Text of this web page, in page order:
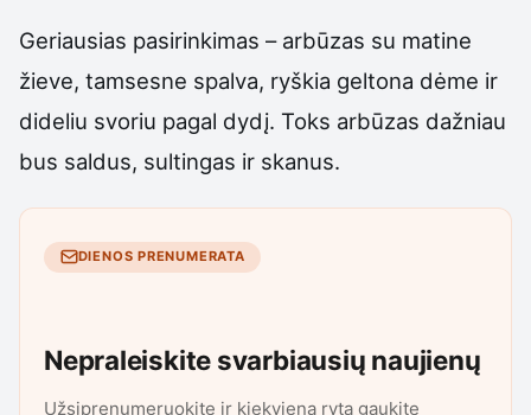
Geriausias pasirinkimas – arbūzas su matine
žieve, tamsesne spalva, ryškia geltona dėme ir
dideliu svoriu pagal dydį. Toks arbūzas dažniau
bus saldus, sultingas ir skanus.
DIENOS PRENUMERATA
Nepraleiskite svarbiausių naujienų
Užsiprenumeruokite ir kiekvieną rytą gaukite